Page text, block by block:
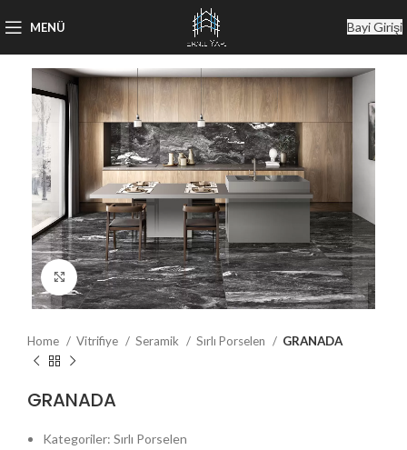
MENÜ Bayi Girişi
Büyütmek için tıklayın
Home Vitrifiye Seramik Sırlı Porselen GRANADA
GRANADA
Kategoriler: Sırlı Porselen